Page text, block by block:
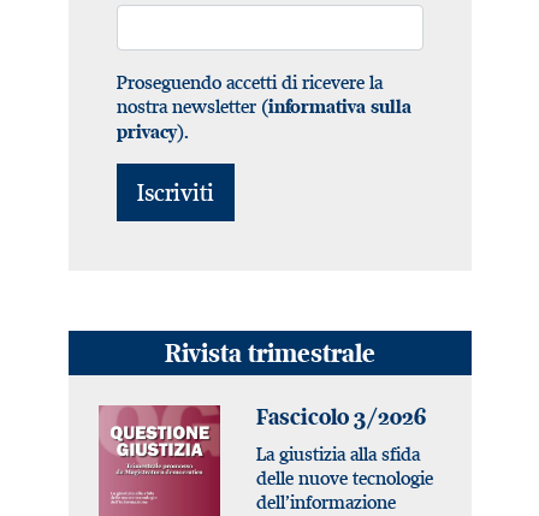
Proseguendo accetti di ricevere la
nostra newsletter (informativa sulla
privacy).
Rivista trimestrale
Fascicolo 3/2026
La giustizia alla sfida
delle nuove tecnologie
dell’informazione